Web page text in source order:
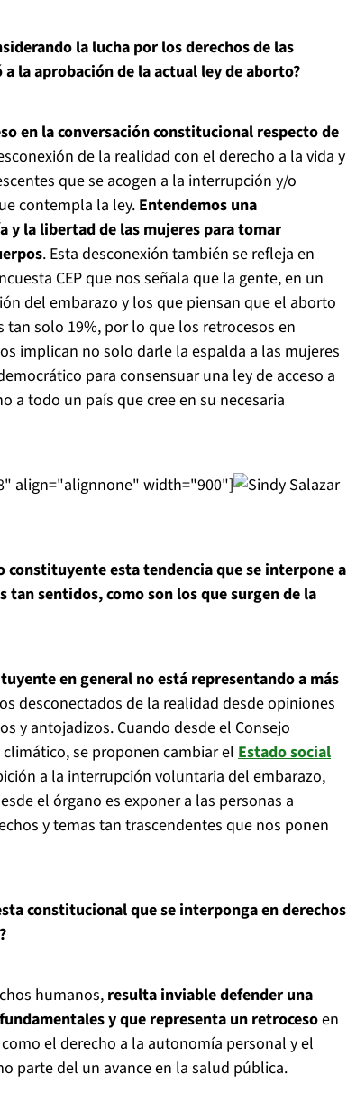
la lucha por los derechos de las
la aprobación de la actual ley de aborto?
en la conversación constitucional respecto de
de la realidad con el derecho a la vida y
que se acogen a la interrupción y/o
contempla la ley. Entendemos una
y la libertad de las mujeres para tomar
. Esta desconexión también se refleja en
CEP que nos señala que la gente, en un
del embarazo y los que piensan que el aborto
solo 19%, por lo que los retrocesos en
implican no solo darle la espalda a las mujeres
para consensuar una ley de acceso a
a todo un país que cree en su necesaria
align="alignnone" width="900"]
constituyente esta tendencia que se interpone a
tan sentidos, como son los que surgen de la
en general no está representando a más
desconectados de la realidad desde opiniones
y antojadizos. Cuando desde el Consejo
se proponen cambiar el Estado social
a la interrupción voluntaria del embarazo,
el órgano es exponer a las personas a
y temas tan trascendentes que nos ponen
constitucional que se interponga en derechos
humanos, resulta inviable defender una
y que representa un retrocesoen
el derecho a la autonomía personal y el
parte del un avance en la salud pública.